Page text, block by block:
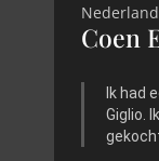
Nederland
Coen
Ik had
Giglio.